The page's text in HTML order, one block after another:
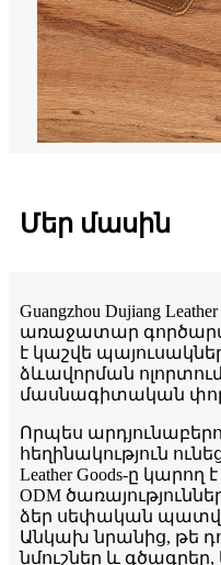
Մեր մասին
Guangzhou Dujiang
առաջատար
է կաշվե
ձևավորման
մասնագիտական
Որպես
հեղինակություն
Leather Goods-ը
ODM
ձեր սեփական
Անկախ նրանից, թե
նմուշներ և